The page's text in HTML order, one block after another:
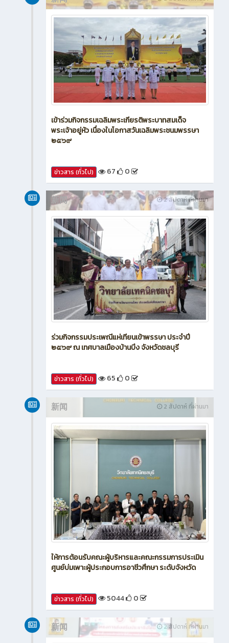
เข้าร่วมกิจกรรมเฉลิมพระเกียรติพระบาทสมเด็จ
พระเจ้าอยู่หัว เนื่องในโอกาสวันเฉลิมพระชนมพรรษา
๒๕๖๙
ข่าวสาร (ทั่วไป) 67 0
2 สัปดาห์ ที่ผ่านมา
新闻
ร่วมกิจกรรมประเพณีแห่เทียนเข้าพรรษา ประจำปี
๒๕๖๙ ณ เทศบาลเมืองบ้านบึง จังหวัดชลบุรี
ข่าวสาร (ทั่วไป) 65 0
2 สัปดาห์ ที่ผ่านมา
新闻
ให้การต้อนรับคณะผู้บริหารและคณะกรรมการประเมิน
ศูนย์บ่มเพาะผู้ประกอบการอาชีวศึกษา ระดับจังหวัด
ข่าวสาร (ทั่วไป) 5044 0
2 สัปดาห์ ที่ผ่านมา
新闻